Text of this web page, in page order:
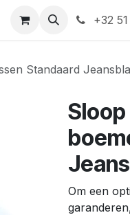
+32
Standaard
Om een